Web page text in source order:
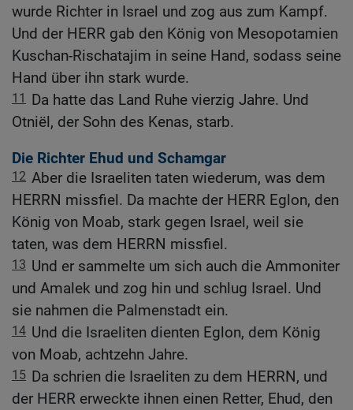
wurde Richter in Israel und zog aus zum Kampf.
Und der HERR gab den König von Mesopotamien
Kuschan-Rischatajim in seine Hand, sodass seine
Hand über ihn stark wurde.
11
Da hatte das Land Ruhe vierzig Jahre. Und
Otniël, der Sohn des Kenas, starb.
Die Richter Ehud und Schamgar
12 Aber die Israeliten taten wiederum, was dem
HERRN missfiel. Da machte der HERR Eglon, den
König von Moab, stark gegen Israel, weil sie
taten, was dem HERRN missfiel.
13 Und er sammelte um sich auch die Ammoniter
und Amalek und zog hin und schlug Israel. Und
sie nahmen die Palmenstadt ein.
14 Und die Israeliten dienten Eglon, dem König
von Moab, achtzehn Jahre.
15 Da schrien die Israeliten zu dem HERRN, und
der HERR erweckte ihnen einen Retter, Ehud, den